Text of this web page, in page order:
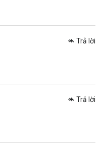
Trả lời
Trả lời